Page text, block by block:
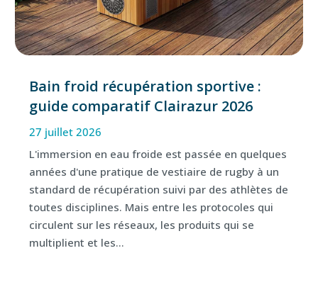
Bain froid récupération sportive :
guide comparatif Clairazur 2026
27 juillet 2026
L'immersion en eau froide est passée en quelques
années d'une pratique de vestiaire de rugby à un
standard de récupération suivi par des athlètes de
toutes disciplines. Mais entre les protocoles qui
circulent sur les réseaux, les produits qui se
multiplient et les...